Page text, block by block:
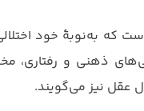
به‌نوبهٔ خود
ذهنی و رفتاری،
عقل نیز می‌گویند.